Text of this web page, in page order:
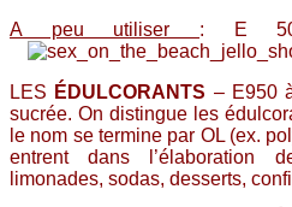
A peu utiliser : E
LES ÉDULCORANTS – E950
sucrée. On distingue les
le nom se termine par OL (ex.
entrent dans l’élaboration
limonades, sodas, desserts,